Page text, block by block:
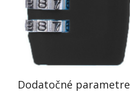
Dodatočné parametre